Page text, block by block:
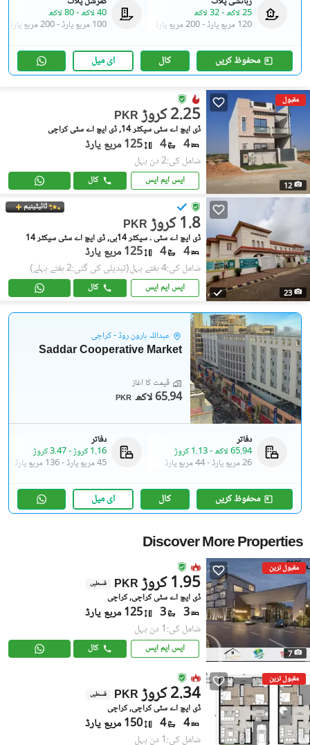
25 لاکھ
-32 لاکھ
120 مربع یارڈ
-200 مربع یارڈ
40 لاکھ
-80 لاکھ
100 مربع یارڈ
-200 مربع یارڈ
محفوظ کریں کال ای میل
مقبول
12
PKR 2.25 کروڑ
ڈی ایچ اے سٹی سیکٹر 14, ڈی ایچ اے سٹی کراچی
4
4 125 مربع یارڈ
شامل کی:2 دن پہل
ایس ایم ایس کال
23
ٹائیٹینیم
PKR 1.8 کروڑ
ڈی ایچ اے سٹی ۔ سیکٹر 14بی, ڈی ایچ اے سٹی سیکٹر 14
4
4 125 مربع یارڈ
شامل کی:4 ہفتے پہل (تبدیلی کی گئی:2 ہفتے پہلے)
ایس ایم ایس کال
عبداللہ ہارون روڈ - کراچی
Saddar Cooperative Market
قیمت کا آغاز
PKR 65.94 لاکھ
دفاتر
65.94 لاکھ
-1.13 کروڑ
26 مربع یارڈ
-44 مربع یارڈ
دفاتر
1.16 کروڑ
-3.47 کروڑ
45 مربع یارڈ
-136 مربع یارڈ
محفوظ کریں کال ای میل
Discover More Properties
مقبول ترین
7
PKR 1.95 کروڑ قسطیں
ڈی ایچ اے سٹی کراچی, کراچی
3
3 125 مربع یارڈ
شامل کی:1 دن پہل
ایس ایم ایس کال
مقبول ترین
PKR 2.34 کروڑ قسطیں
ڈی ایچ اے سٹی کراچی, کراچی
4
4 150 مربع یارڈ
شامل کی:1 دن پہل